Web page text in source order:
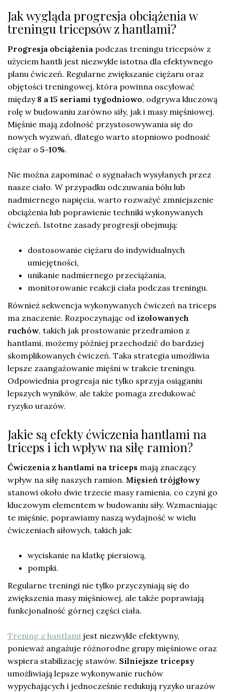
Jak wygląda progresja obciążenia w
treningu tricepsów z hantlami?
Progresja obciążenia podczas treningu tricepsów z
użyciem hantli jest niezwykle istotna dla efektywnego
planu ćwiczeń. Regularne zwiększanie ciężaru oraz
objętości treningowej, która powinna oscylować
między 8 a 15 seriami tygodniowo, odgrywa kluczową
rolę w budowaniu zarówno siły, jak i masy mięśniowej.
Mięśnie mają zdolność przystosowywania się do
nowych wyzwań, dlatego warto stopniowo podnosić
ciężar o 5-10%.
Nie można zapominać o sygnałach wysyłanych przez
nasze ciało. W przypadku odczuwania bólu lub
nadmiernego napięcia, warto rozważyć zmniejszenie
obciążenia lub poprawienie techniki wykonywanych
ćwiczeń. Istotne zasady progresji obejmują:
dostosowanie ciężaru do indywidualnych
umiejętności,
unikanie nadmiernego przeciążania,
monitorowanie reakcji ciała podczas treningu.
Również sekwencja wykonywanych ćwiczeń na triceps
ma znaczenie. Rozpoczynając od izolowanych
ruchów, takich jak prostowanie przedramion z
hantlami, możemy później przechodzić do bardziej
skomplikowanych ćwiczeń. Taka strategia umożliwia
lepsze zaangażowanie mięśni w trakcie treningu.
Odpowiednia progresja nie tylko sprzyja osiąganiu
lepszych wyników, ale także pomaga zredukować
ryzyko urazów.
Jakie są efekty ćwiczenia hantlami na
triceps i ich wpływ na siłę ramion?
Ćwiczenia z hantlami na triceps mają znaczący
wpływ na siłę naszych ramion. Mięsień trójgłowy
stanowi około dwie trzecie masy ramienia, co czyni go
kluczowym elementem w budowaniu siły. Wzmacniając
te mięśnie, poprawiamy naszą wydajność w wielu
ćwiczeniach siłowych, takich jak:
wyciskanie na klatkę piersiową,
pompki.
Regularne treningi nie tylko przyczyniają się do
zwiększenia masy mięśniowej, ale także poprawiają
funkcjonalność górnej części ciała.
Trening z hantlami jest niezwykle efektywny,
ponieważ angażuje różnorodne grupy mięśniowe oraz
wspiera stabilizację stawów. Silniejsze tricepsy
umożliwiają lepsze wykonywanie ruchów
wypychających i jednocześnie redukują ryzyko urazów